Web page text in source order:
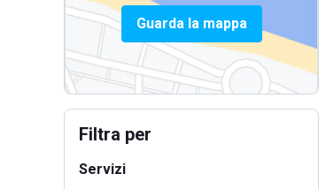
Guarda la mappa
Filtra per
Servizi